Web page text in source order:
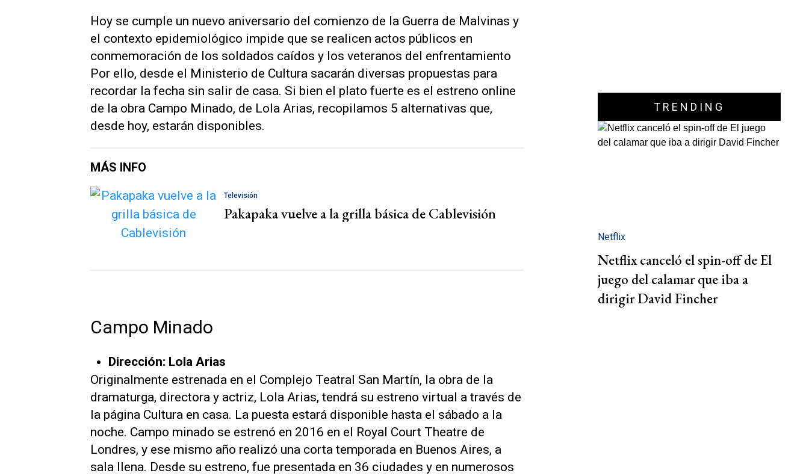
Hoy se cumple un nuevo aniversario del comienzo de la Guerra de Malvinas y
el contexto epidemiológico impide que se realicen actos públicos en
conmemoración de los soldados caídos y los veteranos del enfrentamiento
Por ello, desde el Ministerio de Cultura sacarán diversas propuestas para
recordar la fecha sin salir de casa. Si bien el plato fuerte es el estreno online
de la obra Campo Minado, de Lola Arias, recopilamos 5 alternativas que,
desde hoy, estarán disponibles.
MÁS INFO
Televisión
Pakapaka vuelve a la grilla básica de Cablevisión
Campo Minado
Dirección: Lola Arias
Originalmente estrenada en el Complejo Teatral San Martín, la obra de la
dramaturga, directora y actriz, Lola Arias, tendrá su estreno virtual a través de
la página Cultura en casa. La puesta estará disponible hasta el sábado a la
noche. Campo minado se estrenó en 2016 en el Royal Court Theatre de
Londres, y ese mismo año realizó una corta temporada en Buenos Aires, a
sala llena. Desde su estreno, fue presentada en 36 ciudades y en numerosos
TRENDING
Netflix
Netflix canceló el spin-off de El
juego del calamar que iba a
dirigir David Fincher